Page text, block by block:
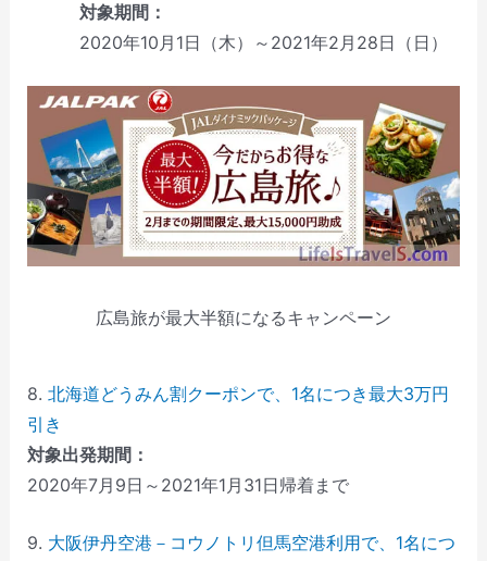
対象期間：
2020年10月1日（木）～2021年2月28日（日）
広島旅が最大半額になるキャンペーン
8. 北海道どうみん割クーポンで、1名につき最大3万円
引き
対象出発期間：
2020年7月9日～2021年1月31日帰着まで
9. 大阪伊丹空港－コウノトリ但馬空港利用で、1名につ